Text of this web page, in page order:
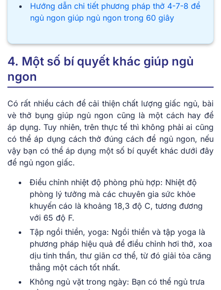
Hướng dẫn chi tiết phương pháp thở 4-7-8 để
ngủ ngon giúp ngủ ngon trong 60 giây
4. Một số bí quyết khác giúp ngủ
ngon
Có rất nhiều cách để cải thiện chất lượng giấc ngủ, bài
vè thở bụng giúp ngủ ngon cũng là một cách hay để
áp dụng. Tuy nhiên, trên thực tế thì không phải ai cũng
có thể áp dụng cách thở đúng cách để ngủ ngon, nếu
vậy bạn có thể áp dụng một số bí quyết khác dưới đây
để ngủ ngon giấc.
Điều chỉnh nhiệt độ phòng phù hợp: Nhiệt độ
phòng lý tưởng mà các chuyên gia sức khỏe
khuyến cáo là khoảng 18,3 độ C, tương đương
với 65 độ F.
Tập ngồi thiền, yoga: Ngồi thiền và tập yoga là
phương pháp hiệu quả để điều chỉnh hơi thở, xoa
dịu tinh thần, thư giãn cơ thể, từ đó giải tỏa căng
thẳng một cách tốt nhất.
Không ngủ vặt trong ngày: Bạn có thể ngủ trưa